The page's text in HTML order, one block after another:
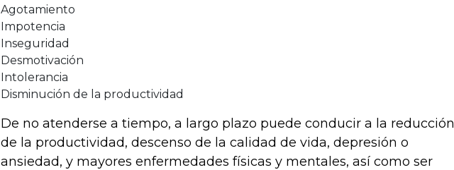
Agotamiento
Impotencia
Inseguridad
Desmotivación
Intolerancia
Disminución de la productividad
De no atenderse a tiempo, a largo plazo puede conducir a la reducción
de la productividad, descenso de la calidad de vida, depresión o
ansiedad, y mayores enfermedades físicas y mentales, así como ser